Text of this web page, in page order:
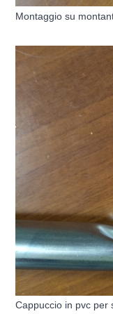
Montaggio su
Cappuccio in pvc per